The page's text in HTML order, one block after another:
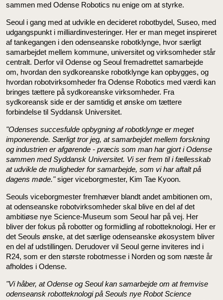
sammen med Odense Robotics nu enige om at styrke.
Seoul i gang med at udvikle en decideret robotbydel, Suseo, med
udgangspunkt i milliardinvesteringer. Her er man meget inspireret
af tankegangen i den odenseanske robotklynge, hvor særligt
samarbejdet mellem kommune, universitet og virksomheder står
centralt. Derfor vil Odense og Seoul fremadrettet samarbejde
om, hvordan den sydkoreanske robotklynge kan opbygges, og
hvordan robotvirksomheder fra Odense Robotics med værdi kan
bringes tættere på sydkoreanske virksomheder. Fra
sydkoreansk side er der samtidig et ønske om tættere
forbindelse til Syddansk Universitet.
"Odenses succesfulde opbygning af robotklynge er meget
imponerende. Særligt tror jeg, at samarbejdet mellem forskning
og industrien er afgørende - præcis som man har gjort i Odense
sammen med Syddansk Universitet. Vi ser frem til i fællesskab
at udvikle de muligheder for samarbejde, som vi har aftalt på
dagens møde."siger viceborgmester, Kim Tae Kyoon.
Seouls viceborgmester fremhæver blandt andet ambitionen om,
at odenseanske robotvirksomheder skal blive en del af det
ambitiøse nye Science-Museum som Seoul har på vej. Her
bliver der fokus på robotter og formidling af robotteknologi. Her er
det Seouls ønske, at det særlige odenseanske økosystem bliver
en del af udstillingen. Derudover vil Seoul gerne inviteres ind i
R24, som er den største robotmesse i Norden og som næste år
afholdes i Odense.
"Vi håber, at Odense og Seoul kan samarbejde om at fremvise
odenseansk robotteknologi på Seouls nye Robot Science